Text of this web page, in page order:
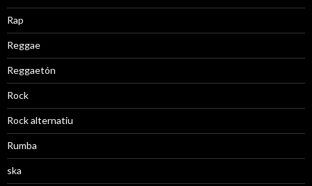
Rap
Reggae
Reggaetón
Rock
Rock alternatiu
Rumba
ska